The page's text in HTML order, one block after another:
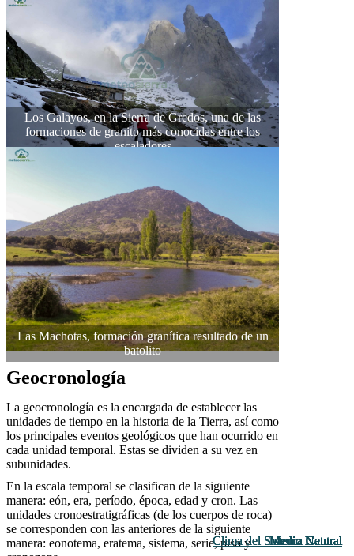
Medio Natural
Medio Natural
Medio Natural
Los Galayos, en la Sierra de Gredos, una de las
formaciones de granito más conocidas entre los
escaladores
Las Machotas, formación granítica resultado de un
batolito
Geocronología
La geocronología es la encargada de establecer las
unidades de tiempo en la historia de la Tierra, así como
los principales eventos geológicos que han ocurrido en
cada unidad temporal. Estas se dividen a su vez en
subunidades.
En la escala temporal se clasifican de la siguiente
manera: eón, era, período, época, edad y cron. Las
unidades cronoestratigráficas (de los cuerpos de roca)
se corresponden con las anteriores de la siguiente
manera: eonotema, eratema, sistema, serie, piso y
Medio Natural
Clima del Sistema Central
Medio Natural
Clima del Sistema Central
Clima del Sistema Central
Medio Natural